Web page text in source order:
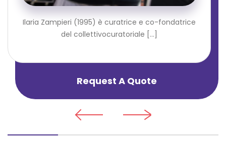
Ilaria Zampieri (1995) è curatrice e co-fondatrice
del collettivocuratoriale [...]
Request A Quote